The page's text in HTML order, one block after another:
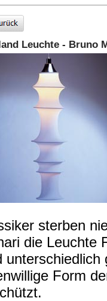
Leuchte - Bruno
sterben
die Leuchte
unterschiedlich
Form